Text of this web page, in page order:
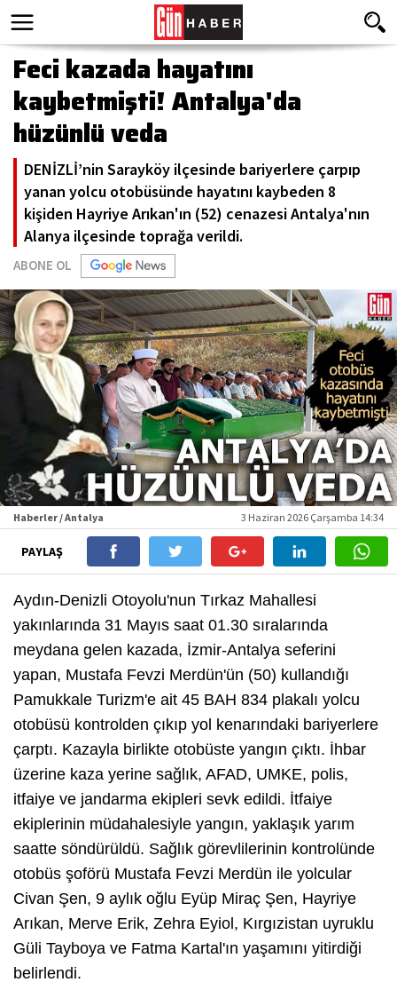
Feci kazada hayatını
kaybetmişti! Antalya'da
hüzünlü veda
DENİZLİ’nin Sarayköy ilçesinde bariyerlere çarpıp
yanan yolcu otobüsünde hayatını kaybeden 8
kişiden Hayriye Arıkan'ın (52) cenazesi Antalya'nın
Alanya ilçesinde toprağa verildi.
ABONE OL
Haberler / Antalya 3 Haziran 2026 Çarşamba 14:34
PAYLAŞ
Aydın-Denizli Otoyolu'nun Tırkaz Mahallesi
yakınlarında 31 Mayıs saat 01.30 sıralarında
meydana gelen kazada, İzmir-Antalya seferini
yapan, Mustafa Fevzi Merdün'ün (50) kullandığı
Pamukkale Turizm'e ait 45 BAH 834 plakalı yolcu
otobüsü kontrolden çıkıp yol kenarındaki bariyerlere
çarptı. Kazayla birlikte otobüste yangın çıktı. İhbar
üzerine kaza yerine sağlık, AFAD, UMKE, polis,
itfaiye ve jandarma ekipleri sevk edildi. İtfaiye
ekiplerinin müdahalesiyle yangın, yaklaşık yarım
saatte söndürüldü. Sağlık görevlilerinin kontrolünde
otobüs şoförü Mustafa Fevzi Merdün ile yolcular
Civan Şen, 9 aylık oğlu Eyüp Miraç Şen, Hayriye
Arıkan, Merve Erik, Zehra Eyiol, Kırgızistan uyruklu
Güli Tayboya ve Fatma Kartal'ın yaşamını yitirdiği
belirlendi.